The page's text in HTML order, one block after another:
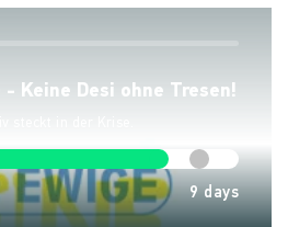
Keine Desi ohne Tresen!
9 days